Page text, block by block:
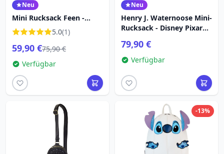
Neu
Mini Rucksack Feen -
Disney Loungefly
Tinkerbell
5.0(1)
59,90 €75,90 €
Verfügbar
Neu
Henry J. Waternoose Mini-
Rucksack - Disney Pixar
79,90 €
Verfügbar
-13%